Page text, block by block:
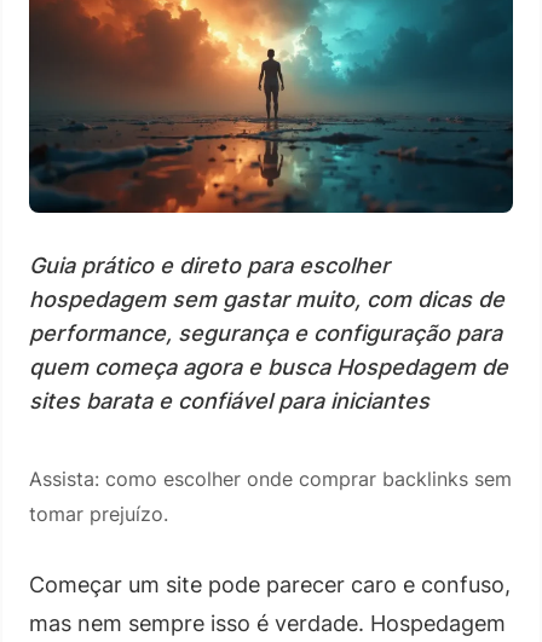
Guia prático e direto para escolher
hospedagem sem gastar muito, com dicas de
performance, segurança e configuração para
quem começa agora e busca Hospedagem de
sites barata e confiável para iniciantes
Assista: como escolher onde comprar backlinks sem
tomar prejuízo.
Começar um site pode parecer caro e confuso,
mas nem sempre isso é verdade. Hospedagem